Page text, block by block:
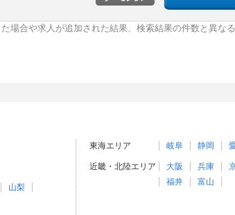
合や求人が追加された結果、検索結果の件数と異なる
山梨
東海エリア 岐阜 静岡
近畿・北陸エリア 大阪 兵庫
福井
富山